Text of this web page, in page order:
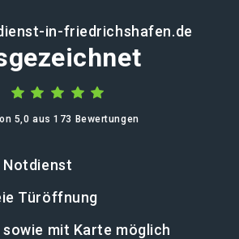
in-friedrichshafen.de
5,0 aus 173 Bewertungen
Notdienst
Türöffnung
mit Karte möglich